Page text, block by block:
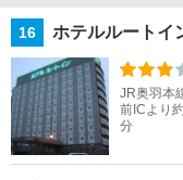
16 ホテルルートイ
JR奥羽本
前ICより
分